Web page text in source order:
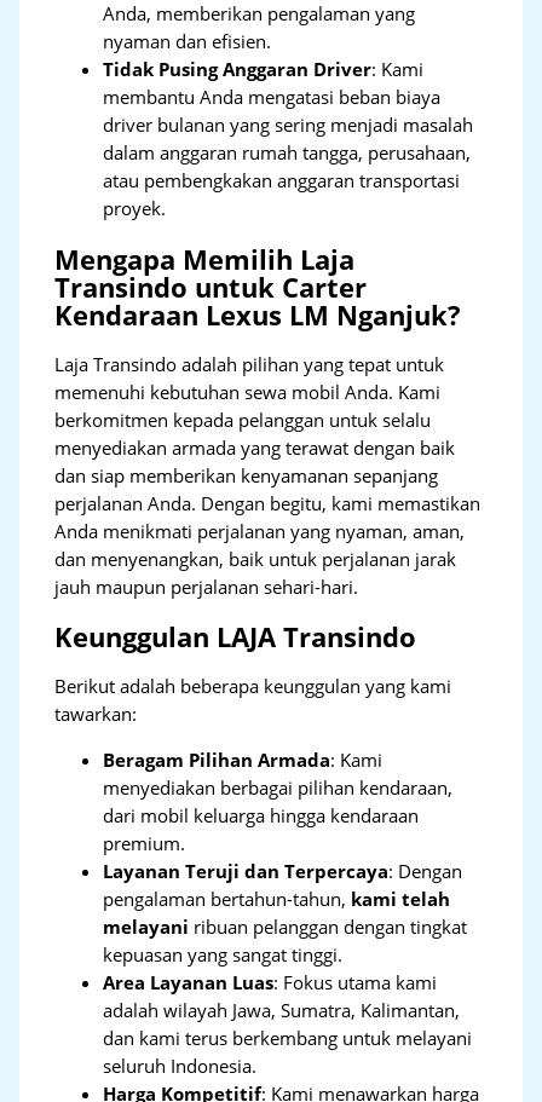
Anda, memberikan pengalaman yang
nyaman dan efisien.
Tidak Pusing Anggaran Driver: Kami
membantu Anda mengatasi beban biaya
driver bulanan yang sering menjadi masalah
dalam anggaran rumah tangga, perusahaan,
atau pembengkakan anggaran transportasi
proyek.
Mengapa Memilih Laja
Transindo untuk Carter
Kendaraan Lexus LM Nganjuk?
Laja Transindo adalah pilihan yang tepat untuk
memenuhi kebutuhan sewa mobil Anda. Kami
berkomitmen kepada pelanggan untuk selalu
menyediakan armada yang terawat dengan baik
dan siap memberikan kenyamanan sepanjang
perjalanan Anda. Dengan begitu, kami memastikan
Anda menikmati perjalanan yang nyaman, aman,
dan menyenangkan, baik untuk perjalanan jarak
jauh maupun perjalanan sehari-hari.
Keunggulan LAJA Transindo
Berikut adalah beberapa keunggulan yang kami
tawarkan:
Beragam Pilihan Armada: Kami
menyediakan berbagai pilihan kendaraan,
dari mobil keluarga hingga kendaraan
premium.
Layanan Teruji dan Terpercaya: Dengan
pengalaman bertahun-tahun, kami telah
melayani ribuan pelanggan dengan tingkat
kepuasan yang sangat tinggi.
Area Layanan Luas: Fokus utama kami
adalah wilayah Jawa, Sumatra, Kalimantan,
dan kami terus berkembang untuk melayani
seluruh Indonesia.
Harga Kompetitif: Kami menawarkan harga